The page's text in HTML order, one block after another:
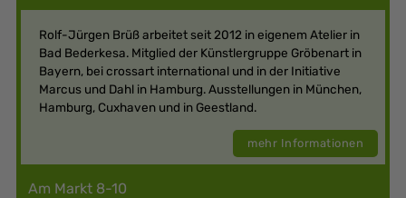
Rolf-Jürgen Brüß arbeitet seit 2012 in eigenem Atelier in
Bad Bederkesa. Mitglied der Künstlergruppe Gröbenart in
Bayern, bei crossart international und in der Initiative
Marcus und Dahl in Hamburg. Ausstellungen in München,
Hamburg, Cuxhaven und in Geestland.
mehr Informationen
Am Markt 8-10